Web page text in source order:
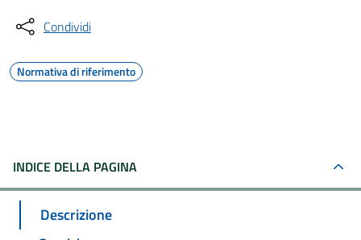
Condividi
Normativa di riferimento
INDICE DELLA PAGINA
Descrizione